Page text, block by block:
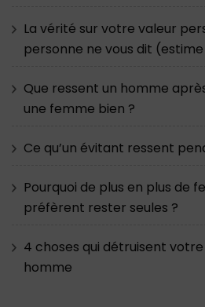
La vérité sur votre valeur
personne ne vous dit
Que ressent un homme
une femme bien ?
Ce qu’un évitant ressent
Pourquoi de plus en plus de
préfèrent rester seules ?
4 choses qui détruisent votre
homme